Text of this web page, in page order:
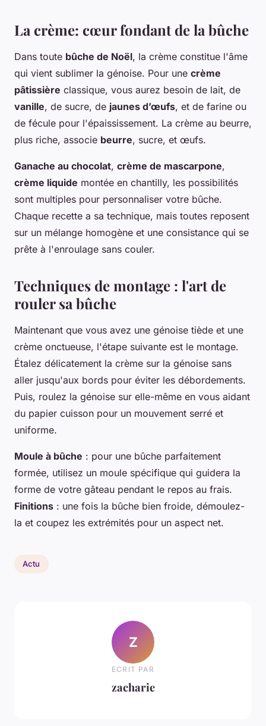
La crème: cœur fondant de la bûche
Dans toute bûche de Noël, la crème constitue l'âme
qui vient sublimer la génoise. Pour une crème
pâtissière classique, vous aurez besoin de lait, de
vanille, de sucre, de jaunes d’œufs, et de farine ou
de fécule pour l'épaississement. La crème au beurre,
plus riche, associe beurre, sucre, et œufs.
Ganache au chocolat, crème de mascarpone,
crème liquide montée en chantilly, les possibilités
sont multiples pour personnaliser votre bûche.
Chaque recette a sa technique, mais toutes reposent
sur un mélange homogène et une consistance qui se
prête à l'enroulage sans couler.
Techniques de montage : l'art de
rouler sa bûche
Maintenant que vous avez une génoise tiède et une
crème onctueuse, l'étape suivante est le montage.
Étalez délicatement la crème sur la génoise sans
aller jusqu'aux bords pour éviter les débordements.
Puis, roulez la génoise sur elle-même en vous aidant
du papier cuisson pour un mouvement serré et
uniforme.
Moule à bûche : pour une bûche parfaitement
formée, utilisez un moule spécifique qui guidera la
forme de votre gâteau pendant le repos au frais.
Finitions : une fois la bûche bien froide, démoulez-
la et coupez les extrémités pour un aspect net.
Actu
Z
ECRIT PAR
zacharie